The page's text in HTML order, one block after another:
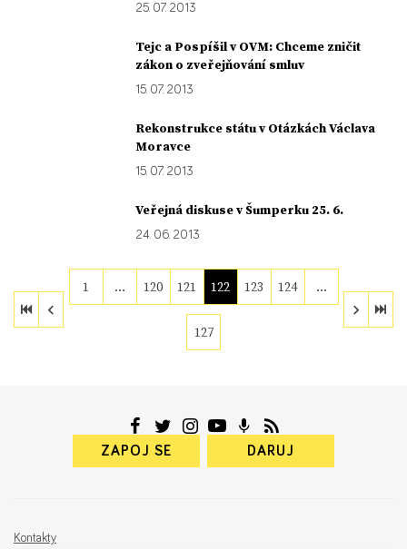
25. 07. 2013
Tejc a Pospíšil v OVM: Chceme zničit
zákon o zveřejňování smluv
15. 07. 2013
Rekonstrukce státu v Otázkách Václava
Moravce
15. 07. 2013
Veřejná diskuse v Šumperku 25. 6.
24. 06. 2013
1 … 120 121 122 123 124 …
127
ZAPOJ SE DARUJ
Kontakty